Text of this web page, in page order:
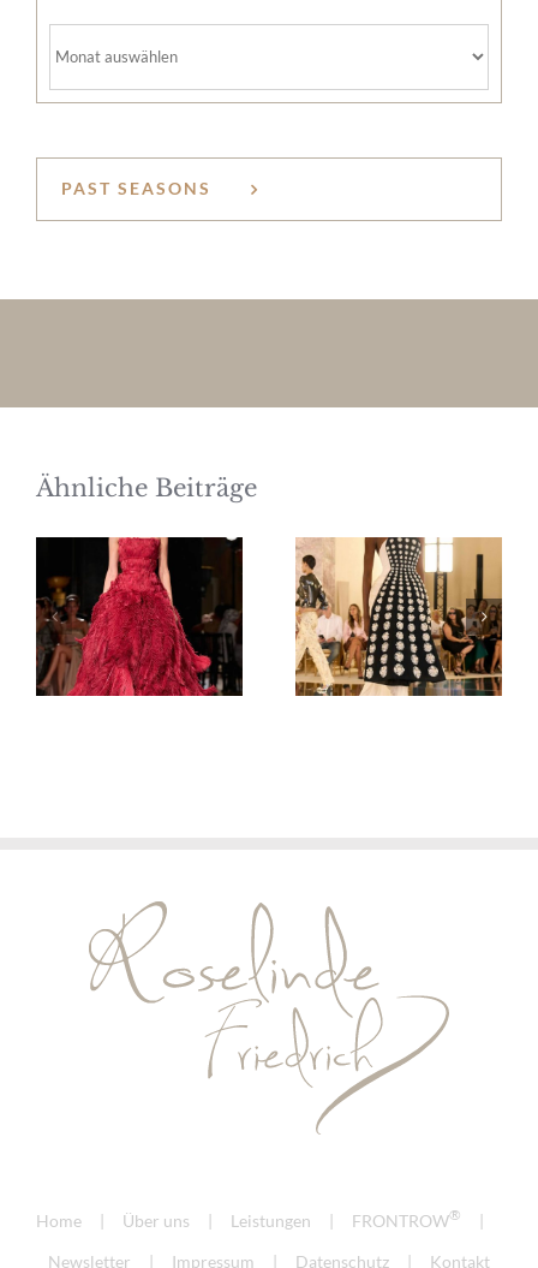
PAST SEASONS
Ähnliche Beiträge
Elie Saab
Haute
Couture
Herbst/Winter
2026/27
Schiaparelli
Haute
Couture
Herbst/Winter
2026/27
Home Über uns Leistungen FRONTROW®
Newsletter Impressum Datenschutz Kontakt